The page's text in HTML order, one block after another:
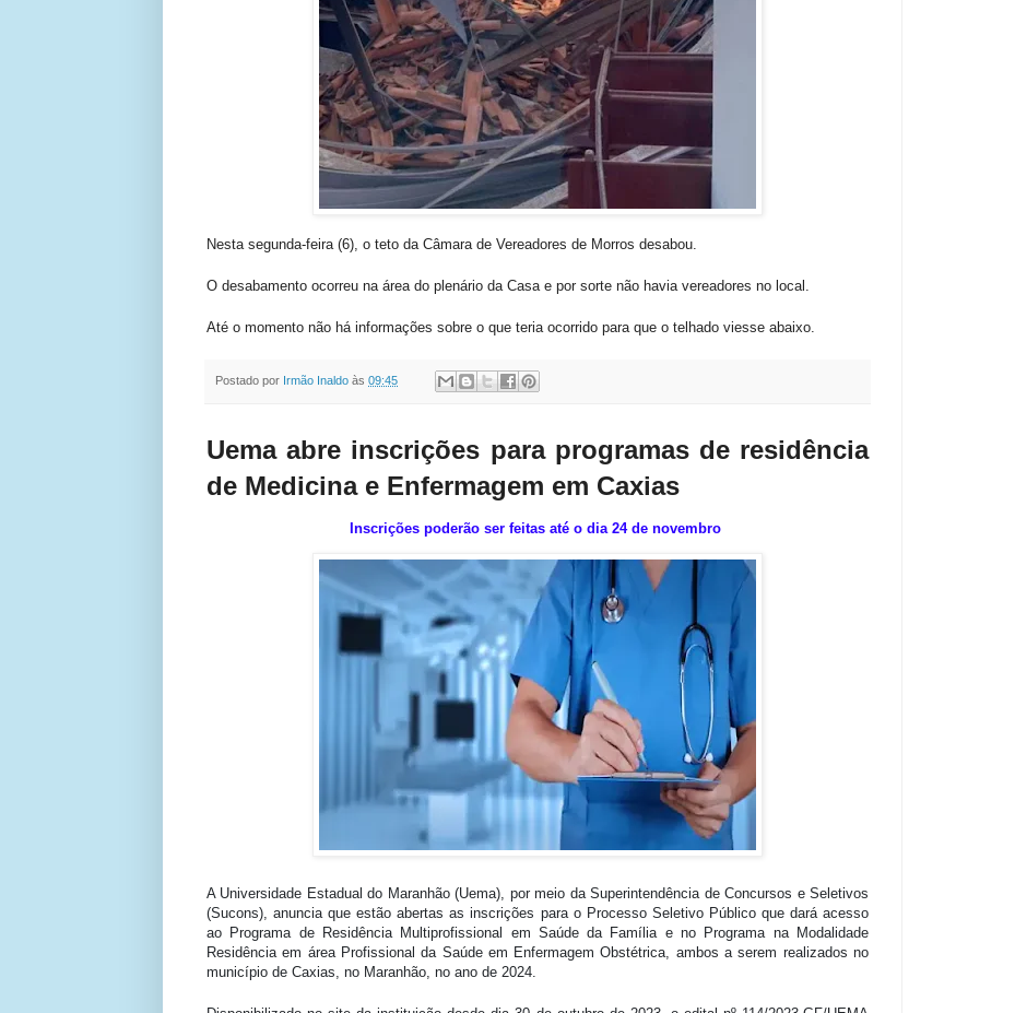
Nesta segunda-feira (6), o teto da Câmara de Vereadores de Morros desabou.
O desabamento ocorreu na área do plenário da Casa e por sorte não havia vereadores no local.
Até o momento não há informações sobre o que teria ocorrido para que o telhado viesse abaixo.
Postado por Irmão Inaldo às 09:45
Uema abre inscrições para programas de residência
de Medicina e Enfermagem em Caxias
Inscrições poderão ser feitas até o dia 24 de novembro
A Universidade Estadual do Maranhão (Uema), por meio da Superintendência de Concursos e Seletivos
(Sucons), anuncia que estão abertas as inscrições para o Processo Seletivo Público que dará acesso
ao Programa de Residência Multiprofissional em Saúde da Família e no Programa na Modalidade
Residência em área Profissional da Saúde em Enfermagem Obstétrica, ambos a serem realizados no
município de Caxias, no Maranhão, no ano de 2024.